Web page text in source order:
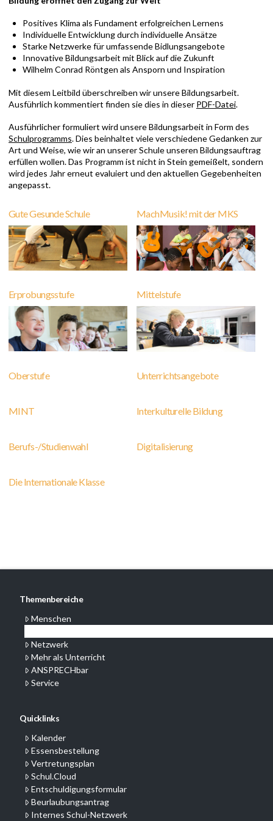
Positives Klima als Fundament erfolgreichen Lernens
Individuelle Entwicklung durch individuelle Ansätze
Starke Netzwerke für umfassende Bidlungsangebote
Innovative Bildungsarbeit mit Blick auf die Zukunft
Wilhelm Conrad Röntgen als Ansporn und Inspiration
Mit diesem Leitbild überschreiben wir unsere Bildungsarbeit.
Ausführlich kommentiert finden sie dies in dieser PDF-Datei.
Ausführlicher formuliert wird unsere Bildungsarbeit in Form des
Schulprogramms. Dies beinhaltet viele verschiedene Gedanken zur
Art und Weise, wie wir an unserer Schule unseren Bildungsauftrag
erfüllen wollen. Das Programm ist nicht in Stein gemeißelt, sondern
wird jedes Jahr erneut evaluiert und den aktuellen Gegebenheiten
angepasst.
Gute Gesunde Schule MachMusik! mit der MKS
Erprobungsstufe Mittelstufe
Oberstufe Unterrichtsangebote
MINT Interkulturelle Bildung
Berufs-/Studienwahl Digitalisierung
Die Internationale Klasse
Themenbereiche
Menschen
Netzwerk
Mehr als Unterricht
ANSPRECHbar
Service
Quicklinks
Kalender
Essensbestellung
Vertretungsplan
Schul.Cloud
Entschuldigungsformular
Beurlaubungsantrag
Internes Schul-Netzwerk